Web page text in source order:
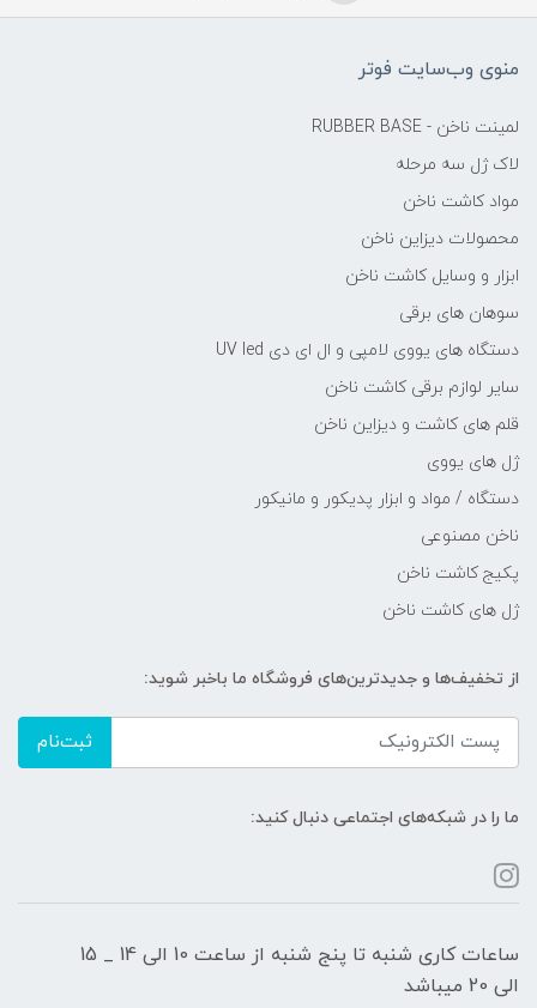
منوی وب‌سایت فوتر
لمینت ناخن - RUBBER BASE
لاک ژل سه مرحله
مواد کاشت ناخن
محصولات دیزاین ناخن
ابزار و وسایل کاشت ناخن
سوهان های برقی
دستگاه های یووی لامپی و ال ای دی UV led
سایر لوازم برقی کاشت ناخن
قلم های کاشت و دیزاین ناخن
ژل های یووی
دستگاه / مواد و ابزار پدیکور و مانیکور
ناخن مصنوعی
پکیج کاشت ناخن
ژل های کاشت ناخن
از تخفیف‌ها و جدیدترین‌های فروشگاه ما باخبر شوید:
ثبت‌نام
ما را در شبکه‌های اجتماعی دنبال کنید:
ساعات کاری شنبه تا پنج شنبه از ساعت 10 الی 14 _ 15
الی 20 میباشد